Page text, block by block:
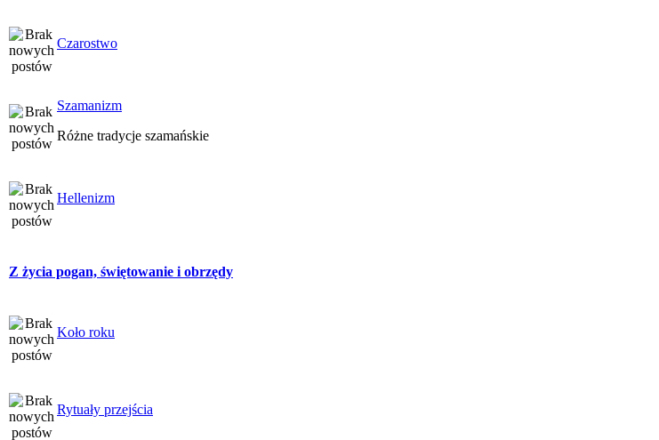
Czarostwo
Szamanizm
Różne tradycje szamańskie
Hellenizm
Z życia pogan, świętowanie i obrzędy
Koło roku
Rytuały przejścia